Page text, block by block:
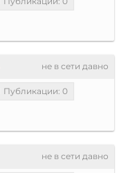
не в сети давно
Публикации: 0
не в сети давно